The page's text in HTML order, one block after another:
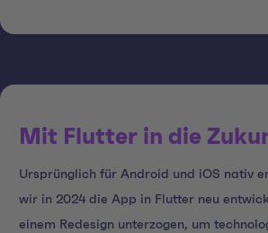
Mit Flutter in die
Ursprünglich für Android und iOS nativ
wir in 2024 die App in Flutter neu
einem Redesign unterzogen, um